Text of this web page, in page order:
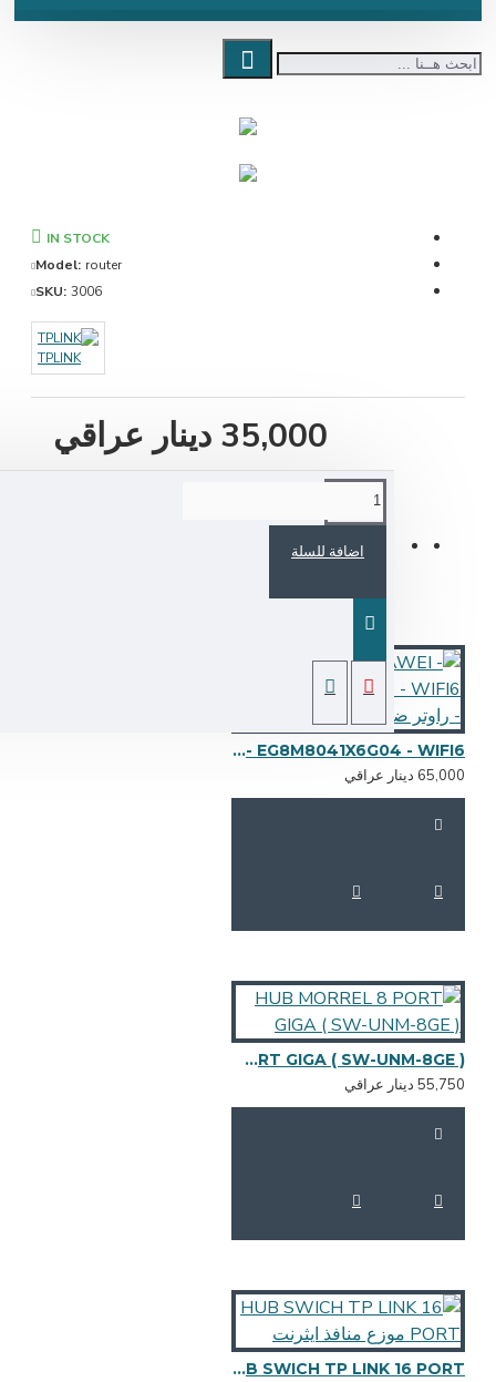
35,000 دينار عراقي
IN STOCK
Model: router
SKU:
TPLINK
اضافة للسلة
HUAWEI - EG8M8041X6G04 - WIFI6 - راوتر ضوئي وايفاي 6
دينار عراقي
HUB MORREL 8 PORT GIGA ( SW-UNM-8GE )
دينار عراقي
HUB SWICH TP LINK 16 PORT موزع منافذ ايثرنت